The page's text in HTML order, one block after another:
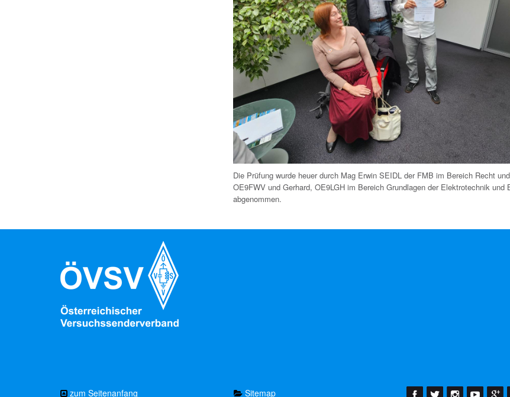
Die Prüfung wurde heuer durch Mag Erwin SEIDL der FMB im Bereich Recht
OE9FWV und Gerhard, OE9LGH im Bereich Grundlagen der Elektrotechnik und
abgenommen.
zum Seitenanfang Sitemap